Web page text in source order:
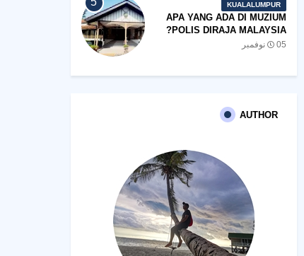
KUALALUMPUR
APA YANG ADA DI MUZIUM
POLIS DIRAJA MALAYSIA?
05 نوفمبر
AUTHOR